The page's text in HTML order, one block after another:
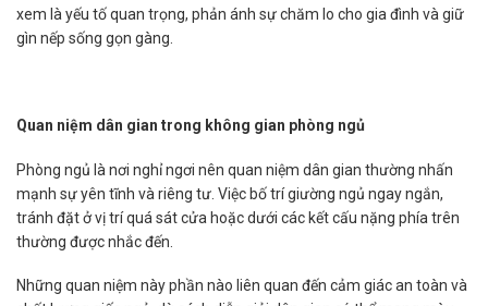
xem là yếu tố quan trọng, phản ánh sự chăm lo cho gia đình và giữ
gìn nếp sống gọn gàng.
Quan niệm dân gian trong không gian phòng ngủ
Phòng ngủ là nơi nghỉ ngơi nên quan niệm dân gian thường nhấn
mạnh sự yên tĩnh và riêng tư. Việc bố trí giường ngủ ngay ngắn,
tránh đặt ở vị trí quá sát cửa hoặc dưới các kết cấu nặng phía trên
thường được nhắc đến.
Những quan niệm này phần nào liên quan đến cảm giác an toàn và